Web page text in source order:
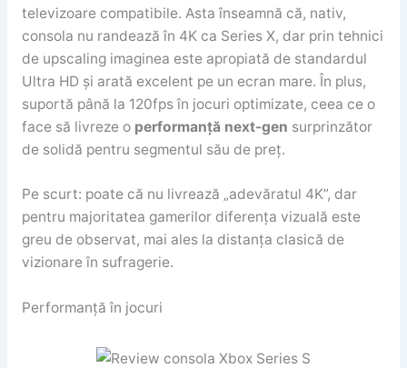
televizoare compatibile. Asta înseamnă că, nativ,
consola nu randează în 4K ca Series X, dar prin tehnici
de upscaling imaginea este apropiată de standardul
Ultra HD și arată excelent pe un ecran mare. În plus,
suportă până la 120fps în jocuri optimizate, ceea ce o
face să livreze o performanță next-gen surprinzător
de solidă pentru segmentul său de preț.
Pe scurt: poate că nu livrează „adevăratul 4K”, dar
pentru majoritatea gamerilor diferența vizuală este
greu de observat, mai ales la distanța clasică de
vizionare în sufragerie.
Performanță în jocuri